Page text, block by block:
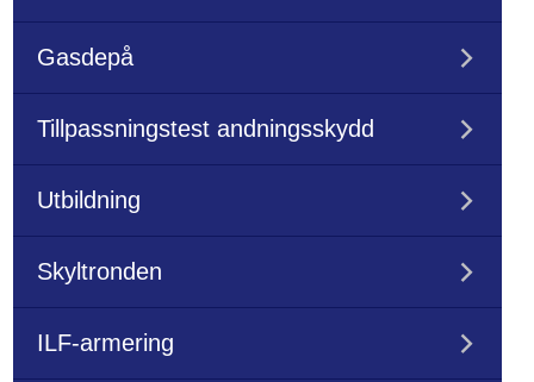
Gasdepå
Tillpassningstest andningsskydd
Utbildning
Skyltronden
ILF-armering